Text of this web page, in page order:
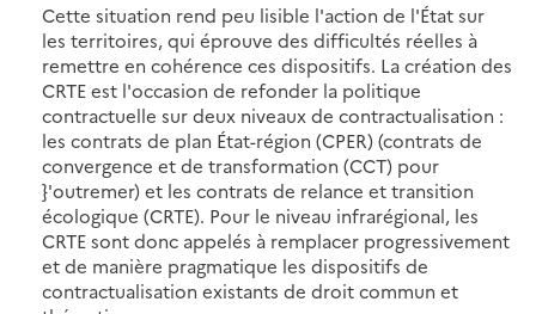
Cette situation rend peu lisible l'action de l'État sur
les territoires, qui éprouve des difficultés réelles à
remettre en cohérence ces dispositifs. La création des
CRTE est l'occasion de refonder la politique
contractuelle sur deux niveaux de contractualisation :
les contrats de plan État-région (CPER) (contrats de
convergence et de transformation (CCT) pour
}'outremer) et les contrats de relance et transition
écologique (CRTE). Pour le niveau infrarégional, les
CRTE sont donc appelés à remplacer progressivement
et de manière pragmatique les dispositifs de
contractualisation existants de droit commun et